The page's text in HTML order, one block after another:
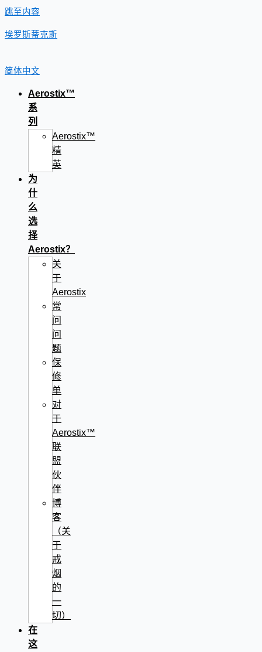
跳至内容
埃罗斯蒂克斯
简体中文
Aerostix™
系
列
Aerostix™
精
英
为
什
么
选
择
Aerostix？
关
于
Aerostix
常
问
问
题
保
修
单
对
于
Aerostix™
联
盟
伙
伴
博
客
（关
于
戒
烟
的
一
切）
在
这